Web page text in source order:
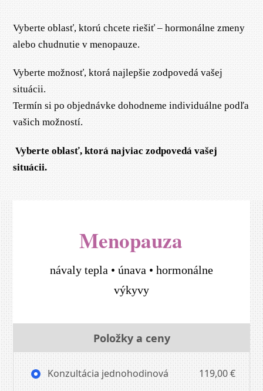
Vyberte oblasť, ktorú chcete riešiť – hormonálne zmeny
alebo chudnutie v menopauze.
Vyberte možnosť, ktorá najlepšie zodpovedá vašej
situácii.
Termín si po objednávke dohodneme individuálne podľa
vašich možností.
Vyberte oblasť, ktorá najviac zodpovedá vašej
situácii.
Menopauza
návaly tepla • únava • hormonálne
výkyvy
Položky a ceny
Konzultácia jednohodinová
119,00 €